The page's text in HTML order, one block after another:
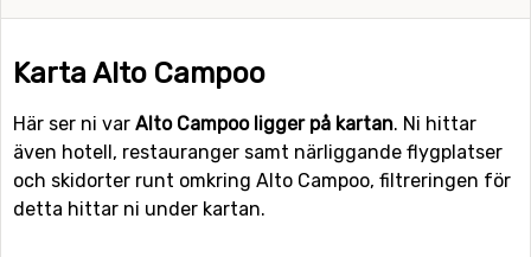
Karta Alto Campoo
Här ser ni var Alto Campoo ligger på kartan. Ni hittar
även hotell, restauranger samt närliggande flygplatser
och skidorter runt omkring Alto Campoo, filtreringen för
detta hittar ni under kartan.